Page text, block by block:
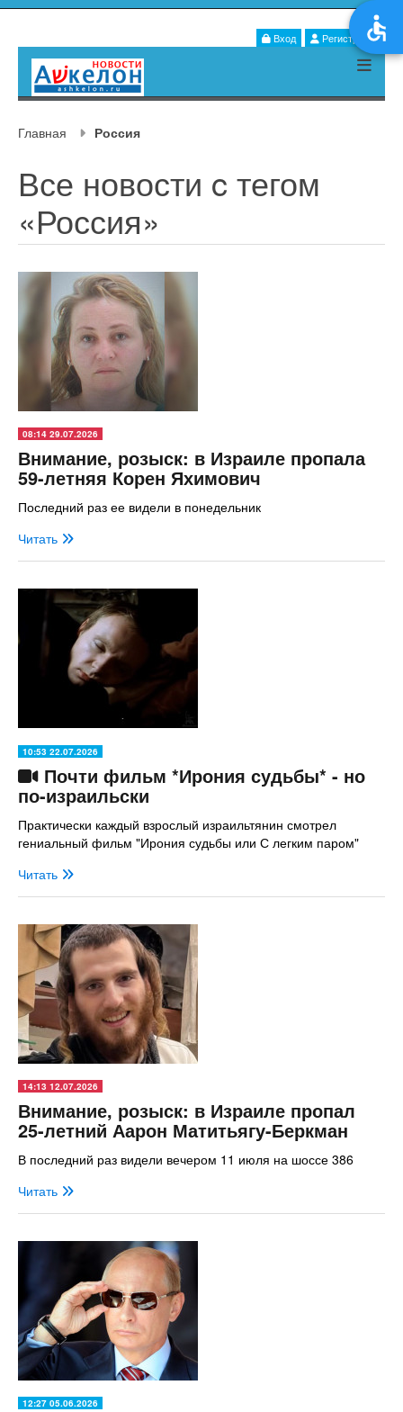
Вход Регистрация
Главная Россия
Все новости c тегом
«Россия»
08:14 29.07.2026
Внимание, розыск: в Израиле пропала
59-летняя Корен Яхимович
Последний раз ее видели в понедельник
Читать
10:53 22.07.2026
Почти фильм *Ирония судьбы* - но
по-израильски
Практически каждый взрослый израильтянин смотрел
гениальный фильм "Ирония судьбы или С легким паром"
Читать
14:13 12.07.2026
Внимание, розыск: в Израиле пропал
25-летний Аарон Матитьягу-Беркман
В последний раз видели вечером 11 июля на шоссе 386
Читать
12:27 05.06.2026